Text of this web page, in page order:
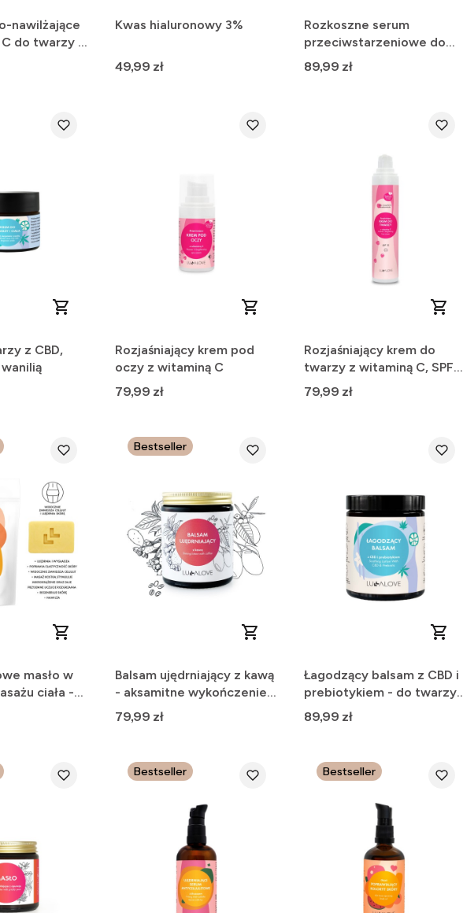
nawilżające
do twarzy -
Kwas hialuronowy 3%
Cena
49,99 zł
Rozkoszne serum
przeciwstarzeniowe do
twarzy i szyi
Cena
89,99 zł
z CBD,
Rozjaśniający krem pod
oczy z witaminą C
Cena
79,99 zł
Rozjaśniający krem do
twarzy z witaminą C, SPF
15
Cena
79,99 zł
masło w
ciała -
Bestseller
Balsam ujędrniający z kawą
- aksamitne wykończenie,
zapach moreli
Cena
79,99 zł
Łagodzący balsam z CBD i
prebiotykiem - do twarzy i
ciała
Cena
89,99 zł
Bestseller Bestseller